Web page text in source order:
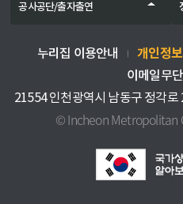
공사공단/출자출연
누리집 이용안내 개인정
이메일무
21554 인천광역시 남동구 정각
© Incheon Metropolitan